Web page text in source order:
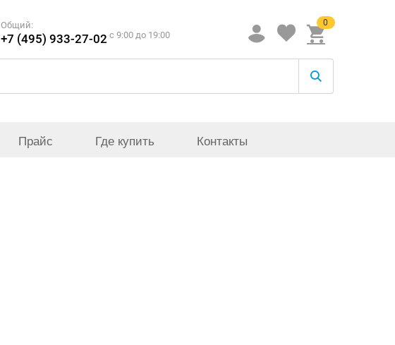
Общий:
+7 (495) 933-27-02 c 9:00 до 19:00
0
Прайс Где купить Контакты